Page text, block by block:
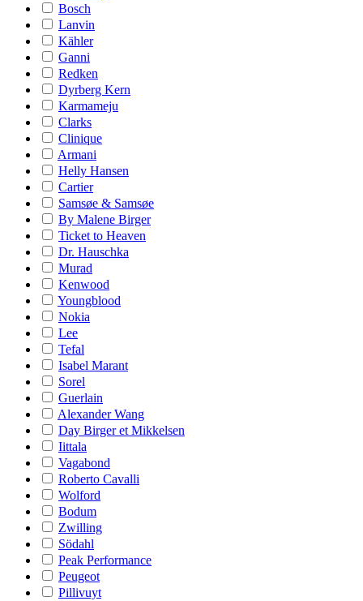
Bosch
Lanvin
Kähler
Ganni
Redken
Dyrberg Kern
Karmameju
Clarks
Clinique
Armani
Helly Hansen
Cartier
Samsøe & Samsøe
By Malene Birger
Ticket to Heaven
Dr. Hauschka
Murad
Kenwood
Youngblood
Nokia
Lee
Tefal
Isabel Marant
Sorel
Guerlain
Alexander Wang
Day Birger et Mikkelsen
Iittala
Vagabond
Roberto Cavalli
Wolford
Bodum
Zwilling
Södahl
Peak Performance
Peugeot
Pillivuyt